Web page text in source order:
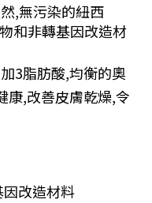
,無污染的紐西
和非轉基因改造材
3脂肪酸,均衡的奧
康,改善皮膚乾燥,令
改造材料